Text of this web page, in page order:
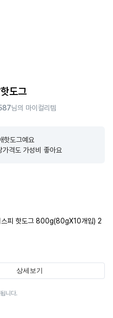
도그
님의 마이컬리템
핫도그예요
격도 가성비 좋아요
피 핫도그 800g(80gX10개입) 2
상세보기
니다.